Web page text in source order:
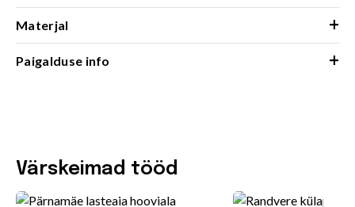
Materjal +
Paigalduse info +
Värskeimad tööd